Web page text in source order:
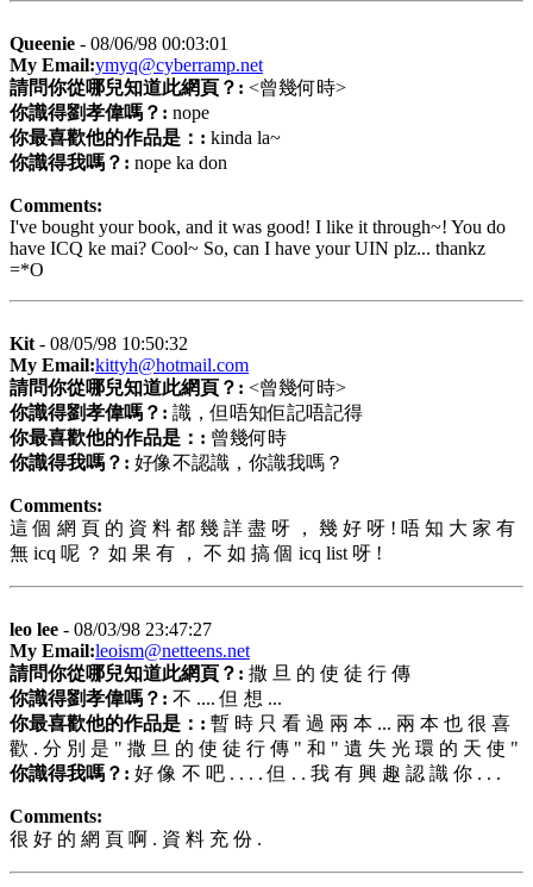
Queenie - 08/06/98 00:03:01
My Email:ymyq@cyberramp.net
請問你從哪兒知道此網頁？: <曾幾何時>
你識得劉孝偉嗎？: nope
你最喜歡他的作品是：: kinda la~
你識得我嗎？: nope ka don
Comments:
I've bought your book, and it was good! I like it through~! You do
have ICQ ke mai? Cool~ So, can I have your UIN plz... thankz
=*O
Kit - 08/05/98 10:50:32
My Email:kittyh@hotmail.com
請問你從哪兒知道此網頁？: <曾幾何時>
你識得劉孝偉嗎？: 識，但唔知佢記唔記得
你最喜歡他的作品是：: 曾幾何時
你識得我嗎？: 好像不認識，你識我嗎？
Comments:
這 個 網 頁 的 資 料 都 幾 詳 盡 呀 ， 幾 好 呀 ! 唔 知 大 家 有
無 icq 呢 ？ 如 果 有 ， 不 如 搞 個 icq list 呀 !
leo lee - 08/03/98 23:47:27
My Email:leoism@netteens.net
請問你從哪兒知道此網頁？: 撒 旦 的 使 徒 行 傳
你識得劉孝偉嗎？: 不 .... 但 想 ...
你最喜歡他的作品是：: 暫 時 只 看 過 兩 本 ... 兩 本 也 很 喜
歡 . 分 別 是 " 撒 旦 的 使 徒 行 傳 " 和 " 遺 失 光 環 的 天 使 "
你識得我嗎？: 好 像 不 吧 . . . . 但 . . 我 有 興 趣 認 識 你 . . .
Comments:
很 好 的 網 頁 啊 . 資 料 充 份 .